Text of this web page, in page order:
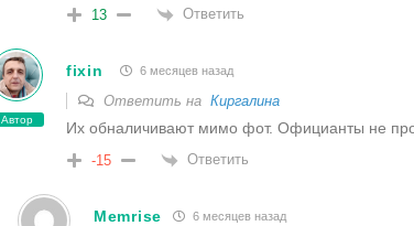
13 Ответить
Автор
fixin 6 месяцев назад
Ответить на Киргалина
Их обналичивают мимо фот. Официанты не
-15 Ответить
Memrise 6 месяцев назад